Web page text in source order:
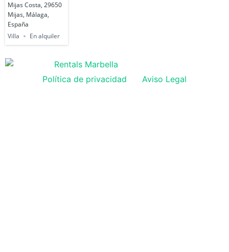
Mijas Costa, 29650
Mijas, Málaga,
España
Villa
En alquiler
Política de privacidad Aviso Legal